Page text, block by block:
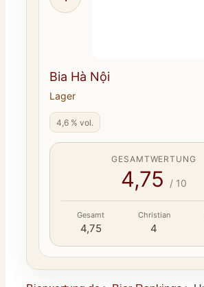
Bia Hà Nội
Lager
4,6 % vol.
GESAMTWERTUNG
4,75 / 10
Gesamt
4,75
Christian
4